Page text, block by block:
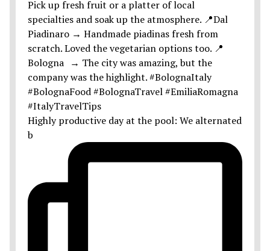
Highly productive day at the pool: We alternated
b